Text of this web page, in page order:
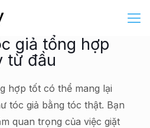
giả tổng hợp
từ đầu
hợp tốt có thể mang lại
tóc giả bằng tóc thật. Bạn
quan trọng của việc giặt